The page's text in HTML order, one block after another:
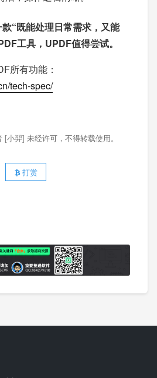
“既能处理日常需求，又能
工具，UPDF值得尝试。
所有功能：
tech-spec/
[小羿] 未经许可，不得转载使用。
打赏